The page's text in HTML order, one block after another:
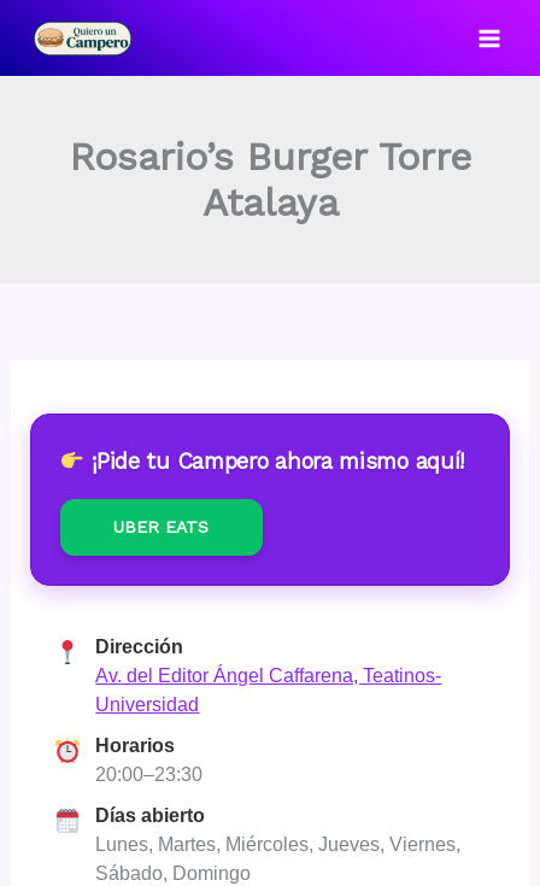
contenido
Rosario’s Burger Torre
Atalaya
¡Pide tu Campero ahora mismo aquí!
UBER EATS
Dirección
Av. del Editor Ángel Caffarena, Teatinos-
Universidad
Horarios
20:00–23:30
Días abierto
Lunes, Martes, Miércoles, Jueves, Viernes,
Sábado, Domingo